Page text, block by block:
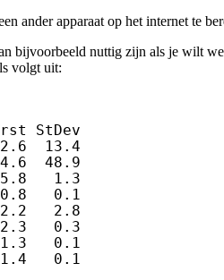
ander apparaat op het internet te
bijvoorbeeld nuttig zijn als je wilt
volgt uit:
StDev
13.4
48.9
1.3
0.1
2.8
0.3
0.1
0.1